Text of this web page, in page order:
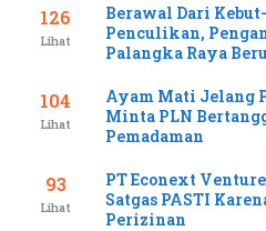
126
Lihat
Berawal Dari
Penculikan,
Palangka Raya
104
Lihat
Ayam Mati Jelang
Minta PLN
Pemadaman
93
Lihat
PT Econext
Satgas PASTI
Perizinan